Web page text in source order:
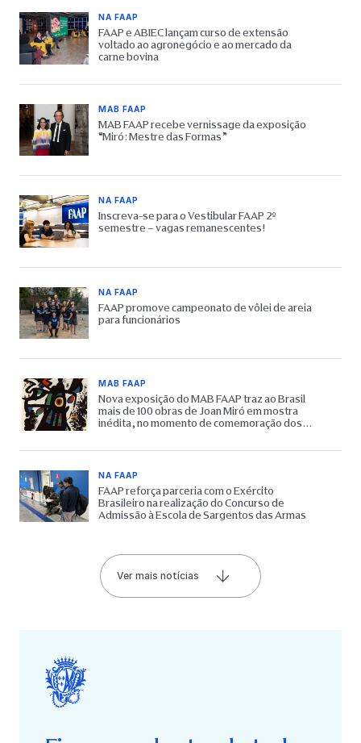
NA FAAP
FAAP e ABIEC lançam curso de extensão
voltado ao agronegócio e ao mercado da
carne bovina
MAB FAAP
MAB FAAP recebe vernissage da exposição
“Miró: Mestre das Formas”
NA FAAP
Inscreva-se para o Vestibular FAAP 2º
semestre – vagas remanescentes!
NA FAAP
FAAP promove campeonato de vôlei de areia
para funcionários
MAB FAAP
Nova exposição do MAB FAAP traz ao Brasil
mais de 100 obras de Joan Miró em mostra
inédita, no momento de comemoração dos
NA FAAP
FAAP reforça parceria com o Exército
Brasileiro na realização do Concurso de
Admissão à Escola de Sargentos das Armas
Ver mais notícias